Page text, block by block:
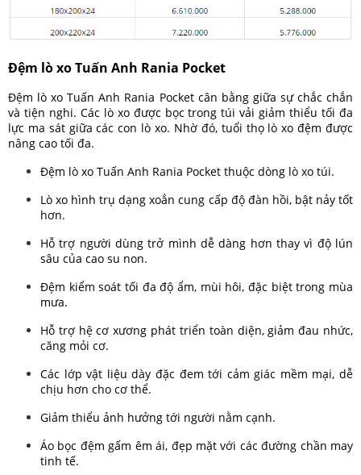
Đệm lò xo Tuấn Anh Rania Pocket
Đệm lò xo Tuấn Anh Rania Pocket cân bằng giữa sự chắc chắn
và tiện nghi. Các lò xo được bọc trong túi vải giảm thiểu tối đa
lực ma sát giữa các con lò xo. Nhờ đó, tuổi thọ lò xo đệm được
nâng cao tối đa.
Đệm lò xo Tuấn Anh Rania Pocket thuộc dòng lò xo túi.
Lò xo hình trụ dạng xoắn cung cấp độ đàn hồi, bật nảy tốt
hơn.
Hỗ trợ người dùng trở mình dễ dàng hơn thay vì độ lún
sâu của cao su non.
Đệm kiểm soát tối đa độ ẩm, mùi hôi, đặc biệt trong mùa
mưa.
Hỗ trợ hệ cơ xương phát triển toàn diện, giảm đau nhức,
căng mỏi cơ.
Các lớp vật liệu dày đặc đem tới cảm giác mềm mại, dễ
chịu hơn cho cơ thể.
Giảm thiểu ảnh hưởng tới người nằm cạnh.
Áo bọc đệm gấm êm ái, đẹp mặt với các đường chần may
tinh tế.